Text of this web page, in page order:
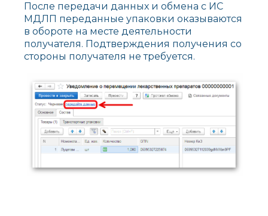
После передачи данных и обмена с ИС
МДЛП переданные упаковки оказываются
в обороте на месте деятельности
получателя. Подтверждения получения со
стороны получателя не требуется.